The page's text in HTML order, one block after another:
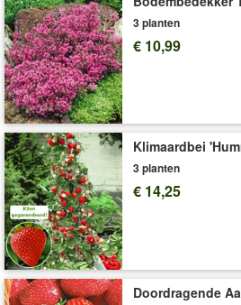
worden gehouden. (Paederia lanugino)
Art.nr.:9335
Levering omvat:10,5 cm-pot
3 planten
€ 10,99
Klimaardbei
3 planten
€ 14,25
Doordragende